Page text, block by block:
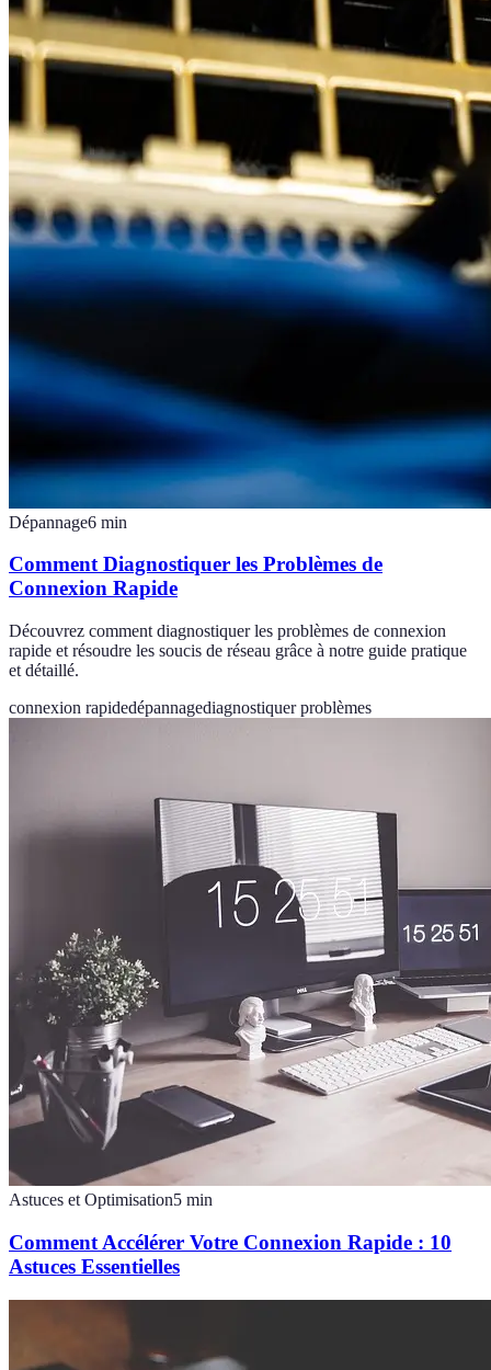
Dépannage6 min
Comment Diagnostiquer les Problèmes de
Connexion Rapide
Découvrez comment diagnostiquer les problèmes de connexion
rapide et résoudre les soucis de réseau grâce à notre guide pratique
et détaillé.
connexion rapidedépannagediagnostiquer problèmes
Astuces et Optimisation5 min
Comment Accélérer Votre Connexion Rapide : 10
Astuces Essentielles